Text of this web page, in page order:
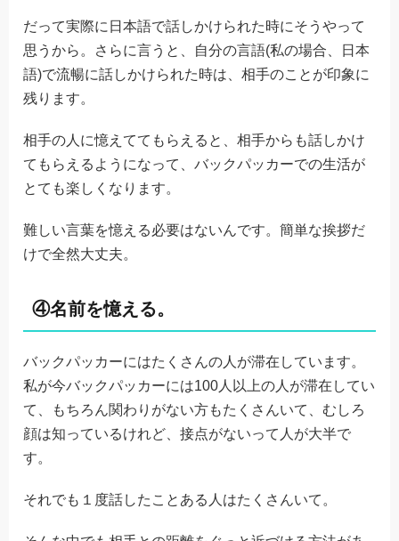
だって実際に日本語で話しかけられた時にそうやって
思うから。さらに言うと、自分の言語(私の場合、日本
語)で流暢に話しかけられた時は、相手のことが印象に
残ります。
相手の人に憶えててもらえると、相手からも話しかけ
てもらえるようになって、バックパッカーでの生活が
とても楽しくなります。
難しい言葉を憶える必要はないんです。簡単な挨拶だ
けで全然大丈夫。
④名前を憶える。
バックパッカーにはたくさんの人が滞在しています。
私が今バックパッカーには100人以上の人が滞在してい
て、もちろん関わりがない方もたくさんいて、むしろ
顔は知っているけれど、接点がないって人が大半で
す。
それでも１度話したことある人はたくさんいて。